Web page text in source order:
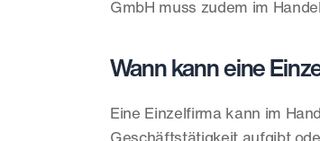
GmbH muss zudem im
Wann kann eine
Eine Einzelfirma kann im